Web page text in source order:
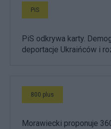
PiS
PiS odkrywa karty.
deportacje Ukraińców i
800 plus
Morawiecki proponuje